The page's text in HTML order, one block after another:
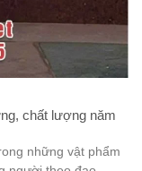
chất lượng năm
những vật phẩm